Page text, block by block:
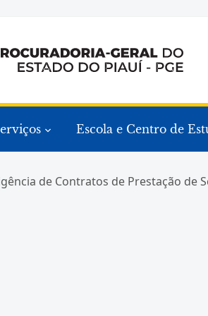
Escola e Centro de
de Contratos de Prestação de